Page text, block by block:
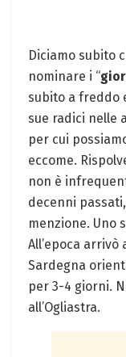
Diciamo subito
nominare i “
subito a freddo
sue radici nelle
per cui
eccome.
non è
decenni
menzione. Uno
All’epoca arrivò
Sardegna
per 3-4 giorni.
all’Ogliastra.